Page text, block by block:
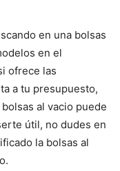
en una bolsas
en el
ofrece las
a tu presupuesto,
al vacio puede
útil, no dudes en
la bolsas al